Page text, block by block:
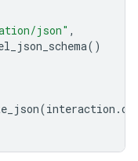
json" ,
()
(interaction .